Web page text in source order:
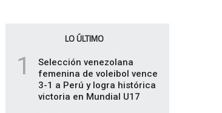
LO ÚLTIMO
1
Selección venezolana
femenina de voleibol vence
3-1 a Perú y logra histórica
victoria en Mundial U17